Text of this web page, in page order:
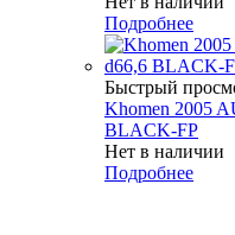
Подробнее
Быстрый
Khomen 2005
BLACK-FP
Нет в наличии
Подробнее